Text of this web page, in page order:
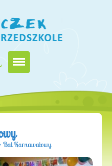
Bal Karnawałowy